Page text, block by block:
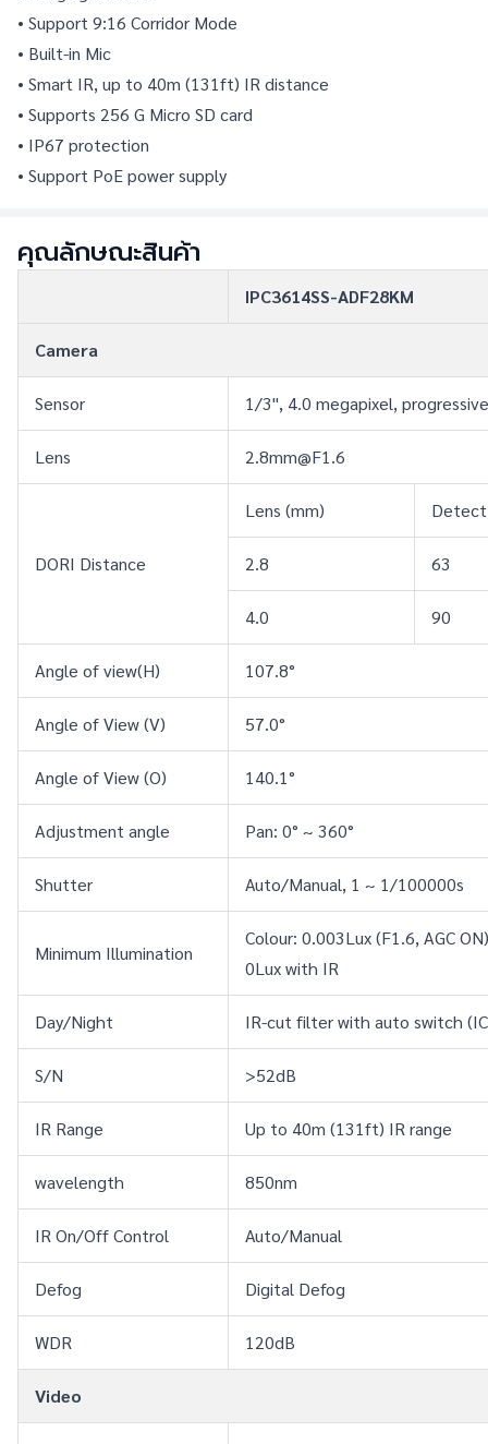
• Support 9:16 Corridor Mode
• Built-in Mic
• Smart IR, up to 40m (131ft) IR distance
• Supports 256 G Micro SD card
• IP67 protection
• Support PoE power supply
คุณลักษณะสินค้า
IPC3614SS-ADF28KM
Camera
Sensor 1/3", 4.0 megapixel,
Lens 2.8mm@F1.6
DORI Distance
Lens (mm)
2.8 63
4.0 90
Angle of view(H) 107.8°
Angle of View (V) 57.0°
Angle of View (O) 140.1°
Adjustment angle Pan: 0° ~ 360°
Shutter Auto/Manual, 1 ~ 1/100000s
Minimum Illumination
Colour: 0.003Lux (F1.6, AGC ON)
0Lux with IR
Day/Night IR-cut filter with auto switch
S/N >52dB
IR Range Up to 40m (131ft) IR range
wavelength 850nm
IR On/Off Control Auto/Manual
Defog Digital Defog
WDR 120dB
Video